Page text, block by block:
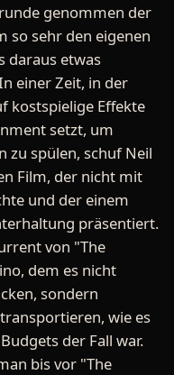
genommen der
so sehr den eigenen
daraus etwas
einer Zeit, in der
kostspielige Effekte
setzt, um
zu spülen, schuf Neil
Film, der nicht mit
und der einem
präsentiert.
von "The
dem es nicht
sondern
wie es
der Fall war.
bis vor "The